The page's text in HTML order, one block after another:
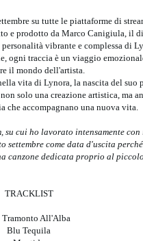
su tutte le piattaforme di
e prodotto da Marco Canigiula, il
vibrante e complessa di
ogni traccia è un viaggio
il mondo dell'artista.
vita di Lynora, la nascita del
solo una creazione artistica, ma
che accompagnano una nuova vita.
cui ho lavorato intensamente
settembre come data d'uscita
canzone dedicata proprio al
TRACKLIST
Tramonto All'Alba
Blu Tequila